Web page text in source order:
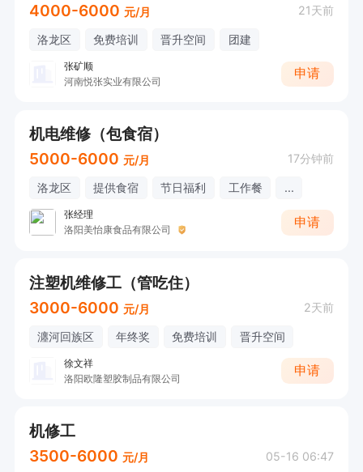
4000-6000 元/月 21天前
洛龙区 免费培训 晋升空间 团建
张矿顺
河南悦张实业有限公司
申请
机电维修（包食宿）
5000-6000 元/月 17分钟前
洛龙区 提供食宿 节日福利 工作餐 ...
张经理
洛阳美怡康食品有限公司
申请
注塑机维修工（管吃住）
3000-6000 元/月 2天前
瀍河回族区 年终奖 免费培训 晋升空间
徐文祥
洛阳欧隆塑胶制品有限公司
申请
机修工
3500-6000 元/月 05-16 06:47